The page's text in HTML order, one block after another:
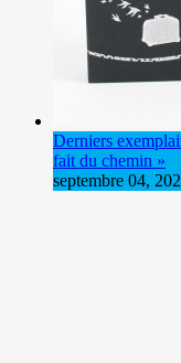
Derniers
fait du chemin »
septembre 04,